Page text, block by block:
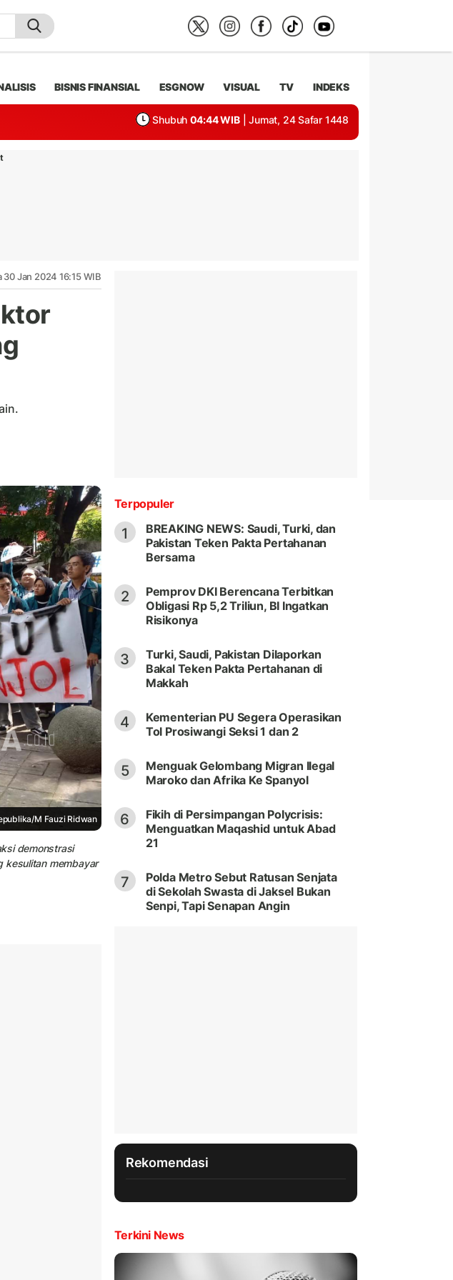
BISNIS FINANSIAL ESGNOW VISUAL TV INDEKS
Shubuh 04:44 WIB | Jumat, 24 Safar 1448
30 Jan 2024 16:15 WIB
M Fauzi Ridwan
demonstrasi
kesulitan membayar
Terpopuler
1
BREAKING NEWS: Saudi, Turki, dan
Pakistan Teken Pakta Pertahanan
Bersama
2
Pemprov DKI Berencana Terbitkan
Obligasi Rp 5,2 Triliun, BI Ingatkan
Risikonya
3
Turki, Saudi, Pakistan Dilaporkan
Bakal Teken Pakta Pertahanan di
Makkah
4
Kementerian PU Segera Operasikan
Tol Prosiwangi Seksi 1 dan 2
5
Menguak Gelombang Migran Ilegal
Maroko dan Afrika Ke Spanyol
6
Fikih di Persimpangan Polycrisis:
Menguatkan Maqashid untuk Abad
21
7
Polda Metro Sebut Ratusan Senjata
di Sekolah Swasta di Jaksel Bukan
Senpi, Tapi Senapan Angin
Rekomendasi
Terkini News